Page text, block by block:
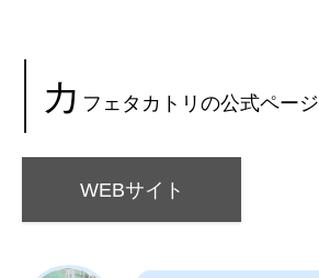
カ フェタカトリの公式ページ
WEBサイト